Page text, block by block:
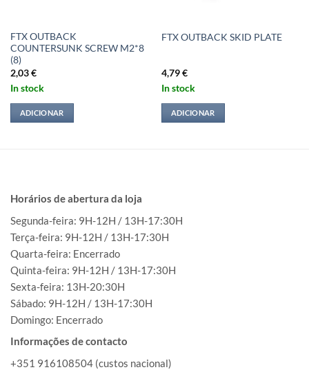
FTX OUTBACK
COUNTERSUNK SCREW M2*8
(8)
2,03€
In stock
ADICIONAR
FTX OUTBACK SKID PLATE
4,79€
In stock
ADICIONAR
Horários de abertura da loja
Segunda-feira: 9H-12H / 13H-17:30H
Terça-feira: 9H-12H / 13H-17:30H
Quarta-feira: Encerrado
Quinta-feira: 9H-12H / 13H-17:30H
Sexta-feira: 13H-20:30H
Sábado: 9H-12H / 13H-17:30H
Domingo: Encerrado
Informações de contacto
+351 916108504 (custos nacional)